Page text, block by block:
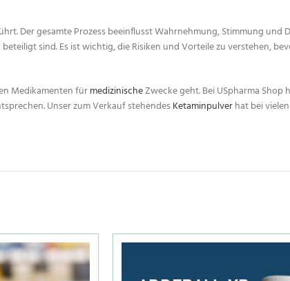
Der gesamte Prozess beeinflusst Wahrnehmung, Stimmung
sind. Es ist wichtig, die Risiken und Vorteile zu verstehen,
Medikamenten fürmedizinischeZwecke geht. Bei USpharma
Unser zum Verkauf stehendesKetaminpulverhat bei